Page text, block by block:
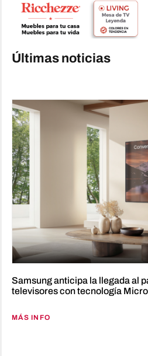
Últimas noticias
Samsung anticipa la llegada al
televisores con tecnología
MÁS INFO